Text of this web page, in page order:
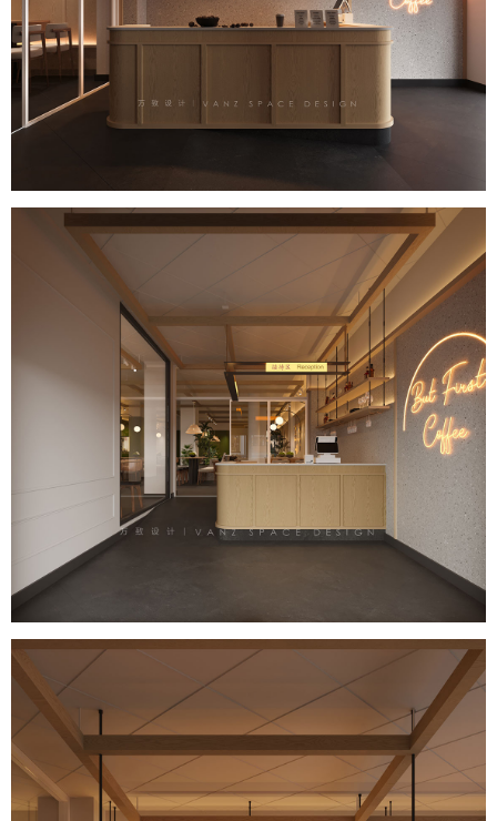
首页
商業設計
住宅設計
品牌設計
關于萬致